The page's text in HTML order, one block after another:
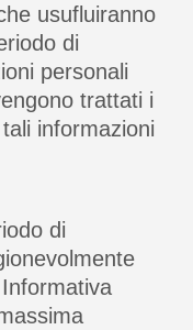
usufluiranno
di
personali
trattati i
informazioni
di